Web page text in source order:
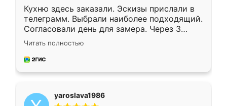
Кухню здесь заказали. Эскизы прислали в
телеграмм. Выбрали наиболее подходящий.
Согласовали день для замера. Через 3
недели кухня была уже готова. Остались
довольны работой. Спасибо Ренессанс
мебель за качественную работу!
Читать полностью
yaroslava1986